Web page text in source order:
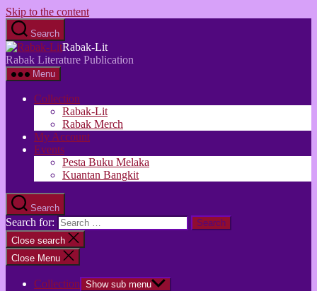
Skip to the content
Search
Rabak-Lit
Rabak Literature Publication
Menu
Collection
Rabak-Lit
Rabak Merch
My Account
Events
Pesta Buku Melaka
Kuantan Bangkit
Search
Search for:
Close search
Close Menu
Collection Show sub menu